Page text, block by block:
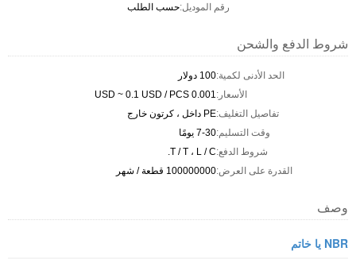
رقم الموديل:حسب الطلب
شروط الدفع والشحن
الحد الأدنى لكمية:100 دولار
الأسعار:0.001 USD ~ 0.1 USD / PCS
تفاصيل التغليف:PE داخل ، كرتون خارج
وقت التسليم:7-30 يومًا
شروط الدفع:T / T ، L / C.
القدرة على العرض:100000000 قطعة / شهر
وصف
NBR يا خاتم